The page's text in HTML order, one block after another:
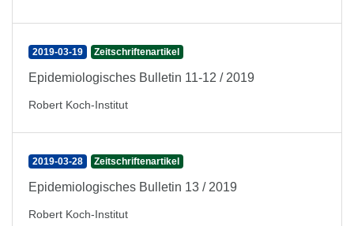
2019-03-19 Zeitschriftenartikel
Epidemiologisches Bulletin 11-12 / 2019
Robert Koch-Institut
2019-03-28 Zeitschriftenartikel
Epidemiologisches Bulletin 13 / 2019
Robert Koch-Institut